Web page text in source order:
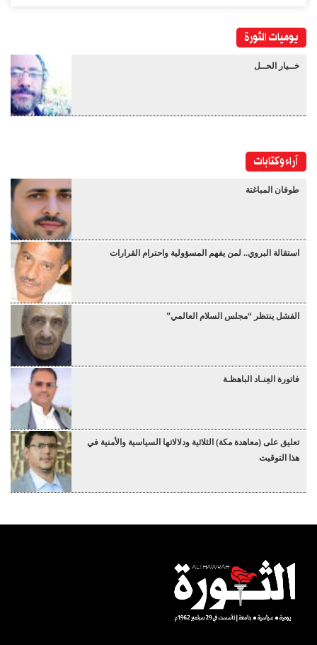
يوميات الثورة
خــيار الحــل
آراء وكتابات
طوفان المباغتة
استقالة البروي.. لمن يفهم المسؤولية واحترام القرارات
الفشل ينتظر “مجلس السلام العالمي”
فاتورة العِنـاد الباهظـة
تعليق على (معاهدة مكة) الثلاثية ودلالاتها السياسية والأمنية في
هذا التوقيت